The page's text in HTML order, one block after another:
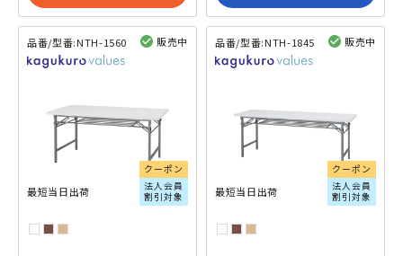
品番/型番:NTH-1560 販売中
クーポン
法人会員
割引対象
最短当日出荷
品番/型番:NTH-1845 販売中
クーポン
法人会員
割引対象
最短当日出荷